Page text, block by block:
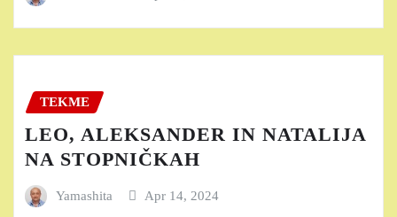
TEKME
LEO, ALEKSANDER IN NATALIJA
NA STOPNIČKAH
Yamashita Apr 14, 2024